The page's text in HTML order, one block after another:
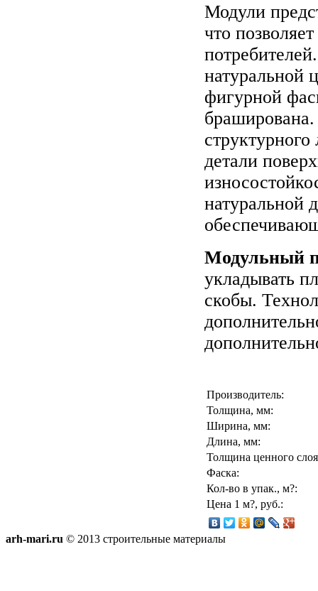
Модули
что
натуральной
фигурной
детали
натуральной
Модульный
укладывать
скобы.
Производитель:
Толщина, мм:
Ширина, мм:
Длина, мм:
Толщина ценного
Фаска:
Кол-во в упак., м?:
Цена 1 м?, руб.:
arh-mari.ru © 2013 строительные материалы